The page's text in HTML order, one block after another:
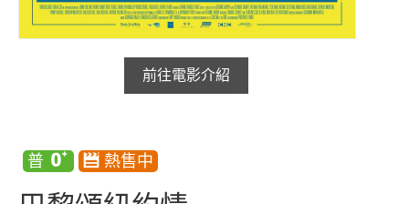
前往電影介紹
商家介紹
加入iShow
會員Q&A